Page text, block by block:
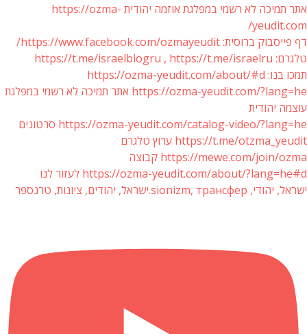
אתר תמיכה לא רשמי במפלגת אוזמה יהודית https://ozma-
yeudit.com/
דף פייסבוק ברוסית: https://www.facebook.com/ozmayeudit/
טלגרם: https://t.me/israelblogru , https://t.me/israelru
תמכו בנו: https://ozma-yeudit.com/about/#d
https://ozma-yeudit.com/?lang=he אתר תמיכה לא רשמי במפלגת
עוצמה יהודית
https://ozma-yeudit.com/catalog-video/?lang=he סרטונים
https://t.me/otzma_yeudit ערוץ טלגרם
https://mewe.com/join/ozma קבוצה
https://ozma-yeudit.com/about/?lang=he#d לעזור לנו
ישראל, יהודי, sionizm, трансфер.ישראל, יהודים, ציונות, טרנספר